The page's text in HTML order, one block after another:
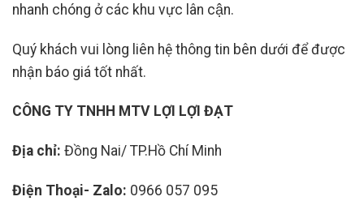
nhanh chóng ở các khu vực lân cận.
Quý khách vui lòng liên hệ thông tin bên dưới để được
nhận báo giá tốt nhất.
CÔNG TY TNHH MTV LỢI LỢI ĐẠT
Địa chỉ: Đồng Nai/ TP.Hồ Chí Minh
Điện Thoại- Zalo: 0966 057 095